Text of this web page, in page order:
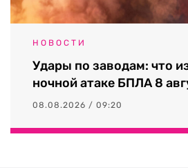
НОВОСТИ
Удары по заводам: что
ночной атаке БПЛА 8
08.08.2026 / 09:20